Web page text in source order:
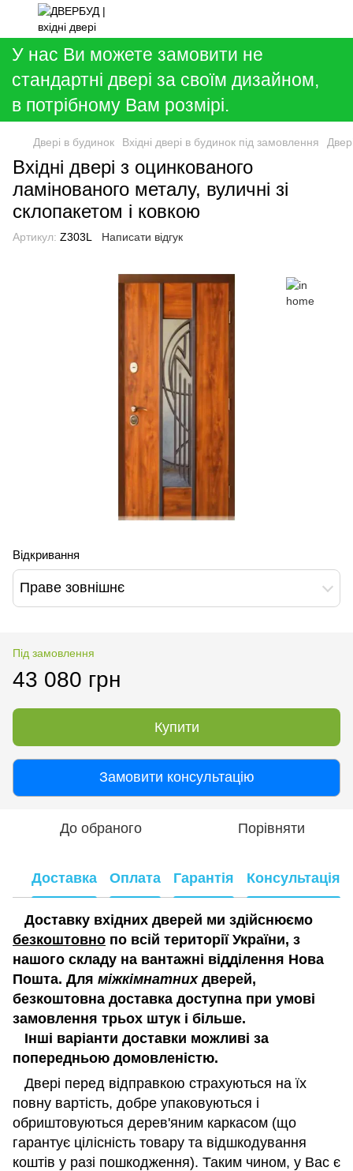
У нас Ви можете замовити не
стандартні двері за своїм дизайном,
в потрібному Вам розмірі.
Двері в будинок Вхідні двері в будинок під замовлення
Вхідні двері з оцинкованого
ламінованого металу, вуличні зі
склопакетом і ковкою
Артикул: Z303L Написати відгук
Відкривання
Праве зовнішнє
Під замовлення
43 080 грн
Купити
Замовити консультацію
До обраного Порівняти
Доставка Оплата Гарантія Консультація
Доставку вхідних дверей ми здійснюємо
безкоштовно по всій території України, з
нашого складу на вантажні відділення Нова
Пошта. Для міжкімнатнихдверей,
безкоштовна доставка доступна при умові
замовлення трьох штук і більше.
Інші варіанти доставки можливі за
попередньою домовленістю.
Двері перед відправкою страхуються на їх
повну вартість, добре упаковуються і
обриштовуються дерев'яним каркасом (що
гарантує цілісність товару та відшкодування
коштів у разі пошкодження). Таким чином, у Вас є